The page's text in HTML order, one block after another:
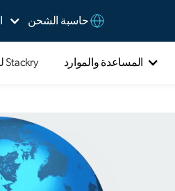
حاسبة الشحن
المساعدة والموارد Stackry لتجار التجزئة